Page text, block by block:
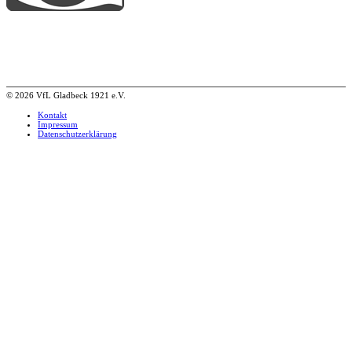
© 2026 VfL Gladbeck 1921 e.V.
Kontakt
Impressum
Datenschutzerklärung